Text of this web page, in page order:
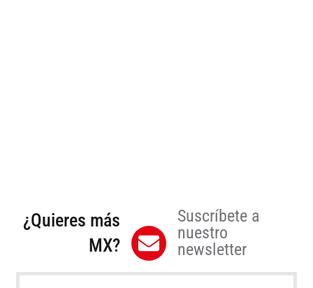
¿Quieres más
MX?
Suscríbete a
nuestro
newsletter